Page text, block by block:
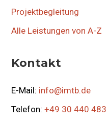
Projektbegleitung
Alle Leistungen von A-Z
Kontakt
E-Mail: info@imtb.de
Telefon:+49 30 440